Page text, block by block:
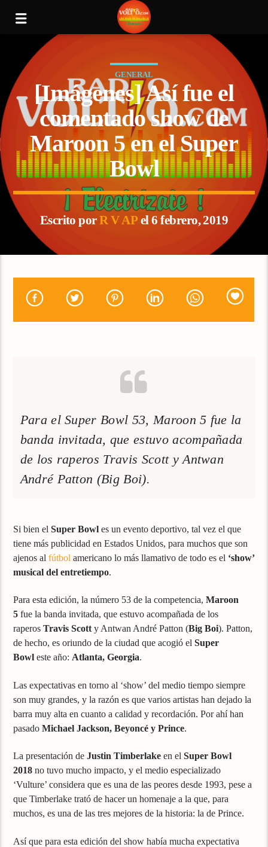
GENERAL
[Imágenes] Así fue el
comentado show de
Maroon 5 en el Super
Bowl
Escrito porR V AP el 6 febrero, 2019
Para el Super Bowl 53, Maroon 5 fue la
banda invitada, que estuvo acompañada
de los raperos Travis Scott y Antwan
André Patton (Big Boi).
Si bien elSuper Bowles un evento deportivo, tal vez el que
tiene más publicidad en Estados Unidos, para muchos que son
ajenos alfútbol americano lo más llamativo de todo es el ‘show’
musical del entretiempo.
Para esta edición, la número 53 de la competencia,Maroon
5 fue la banda invitada, que estuvo acompañada de los
raperosTravis Scotty Antwan André Patton (Big Boi). Patton,
de hecho, es oriundo de la ciudad que acogió elSuper
Bowl este año: Atlanta, Georgia.
Las expectativas en torno al ‘show’ del medio tiempo siempre
son muy grandes, y la razón es que varios artistas han dejado la
barra muy alta en cuanto a calidad y recordación. Por ahí han
pasadoMichael Jackson, Beyoncé y Prince.
La presentación deJustin Timberlakeen elSuper Bowl
2018 no tuvo mucho impacto, y el medio especializado
‘Vulture’ considera que es una de las peores desde 1993, pese a
que Timberlake trató de hacer un homenaje a la que, para
muchos, es una de las tres mejores de la historia: la de Prince.
Así que para esta edición del show había mucha expectativa